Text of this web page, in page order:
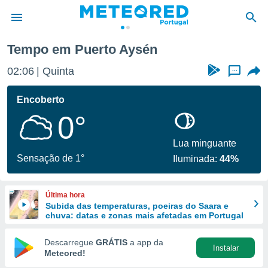
da
foi
fornecidas
a este
das
e
forma
digital
Tempo em Puerto Aysén
02:06 Quinta ...
Encoberto
0°
Sensação de 1°
Lua minguante
Iluminada:44%
Última hora
Subida das temperaturas, poeiras do Saara e
chuva: datas e zonas mais afetadas em Portugal
Descarregue GRÁTIS a app da
Meteored!
Instalar